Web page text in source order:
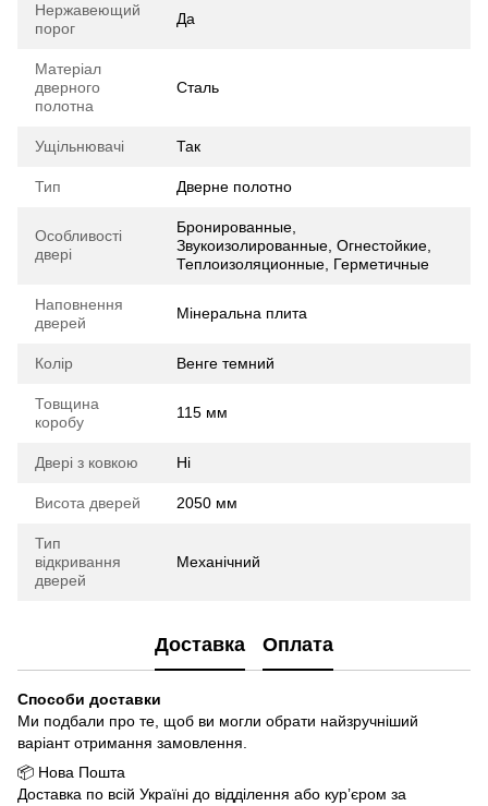
Нержавеющий
порог
Да
Матеріал
дверного
полотна
Сталь
Ущільнювачі Так
Тип Дверне полотно
Особливості
двері
Бронированные,
Звукоизолированные, Огнестойкие,
Теплоизоляционные, Герметичные
Наповнення
дверей
Мінеральна плита
Колір Венге темний
Товщина
коробу
115 мм
Двері з ковкою Ні
Висота дверей 2050 мм
Тип
відкривання
дверей
Механічний
Доставка Оплата
Способи доставки
Ми подбали про те, щоб ви могли обрати найзручніший
варіант отримання замовлення.
📦 Нова Пошта
Доставка по всій Україні до відділення або кур’єром за